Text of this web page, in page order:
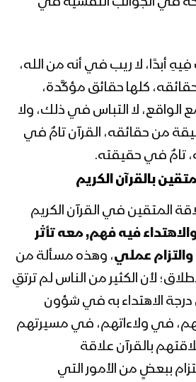
الرمضانية السادسة عشرة للسيد
عبد الملك بدر الدين الحوثي 16رمضان
الرمضانية الخامسة عشرة للسيد
عبد الملك بدر الدين الحوثي 15رمضان
الحوثي 14رمضان 1442هـ
الرمضانية الثالثة عشرة للسيد
الدين الحوثي 1442هـ
الرمضانية الثانية عشرة للسيد عبد
الحوثي 12رمضان 1442هـ
فِيهِ أبدًا، لا ريب في أنه من الله،
كلها حقائق مؤكَّدة،
لا التباس في ذلك، ولا
من حقائقه، القرآن تامٌ في
تامٌ في حقيقته.
بالقرآن الكريم
المتقين في القرآن الكريم
فيه فهم, معه تأثر
والتزام عملي، وهذه مسألة من
لأن الكثير من الناس لم ترتقِ
درجة الاهتداء به في شؤون
في ولاءاتهم، في مسيرتهم
بالقرآن علاقة
ببعضٍ من الأمور التي